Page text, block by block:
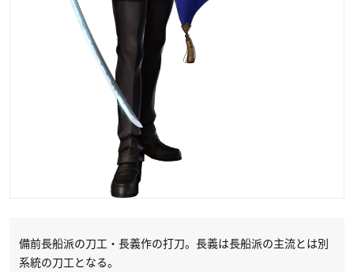
備前長船派の刀工・長義作の打刀。長義は長船派の主流とは別
系統の刀工となる。